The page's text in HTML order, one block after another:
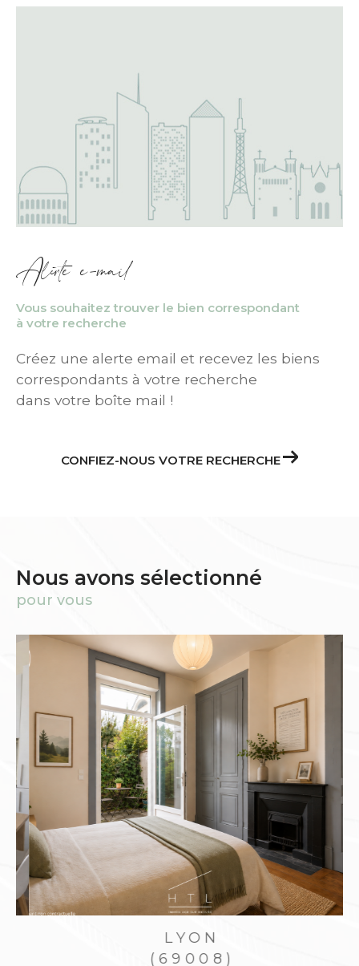
Alerte e-mail
Vous souhaitez trouver le bien correspondant
à votre recherche
Créez une alerte email et recevez les biens
correspondants à votre recherche
dans votre boîte mail !
CONFIEZ-NOUS VOTRE RECHERCHE
Nous avons sélectionné
pour vous
LYON
(69008)